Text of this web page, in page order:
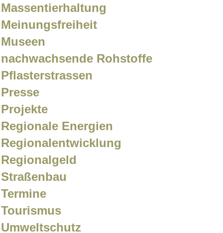
Massentierhaltung
Meinungsfreiheit
Museen
nachwachsende Rohstoffe
Pflasterstrassen
Presse
Projekte
Regionale Energien
Regionalentwicklung
Regionalgeld
Straßenbau
Termine
Tourismus
Umweltschutz